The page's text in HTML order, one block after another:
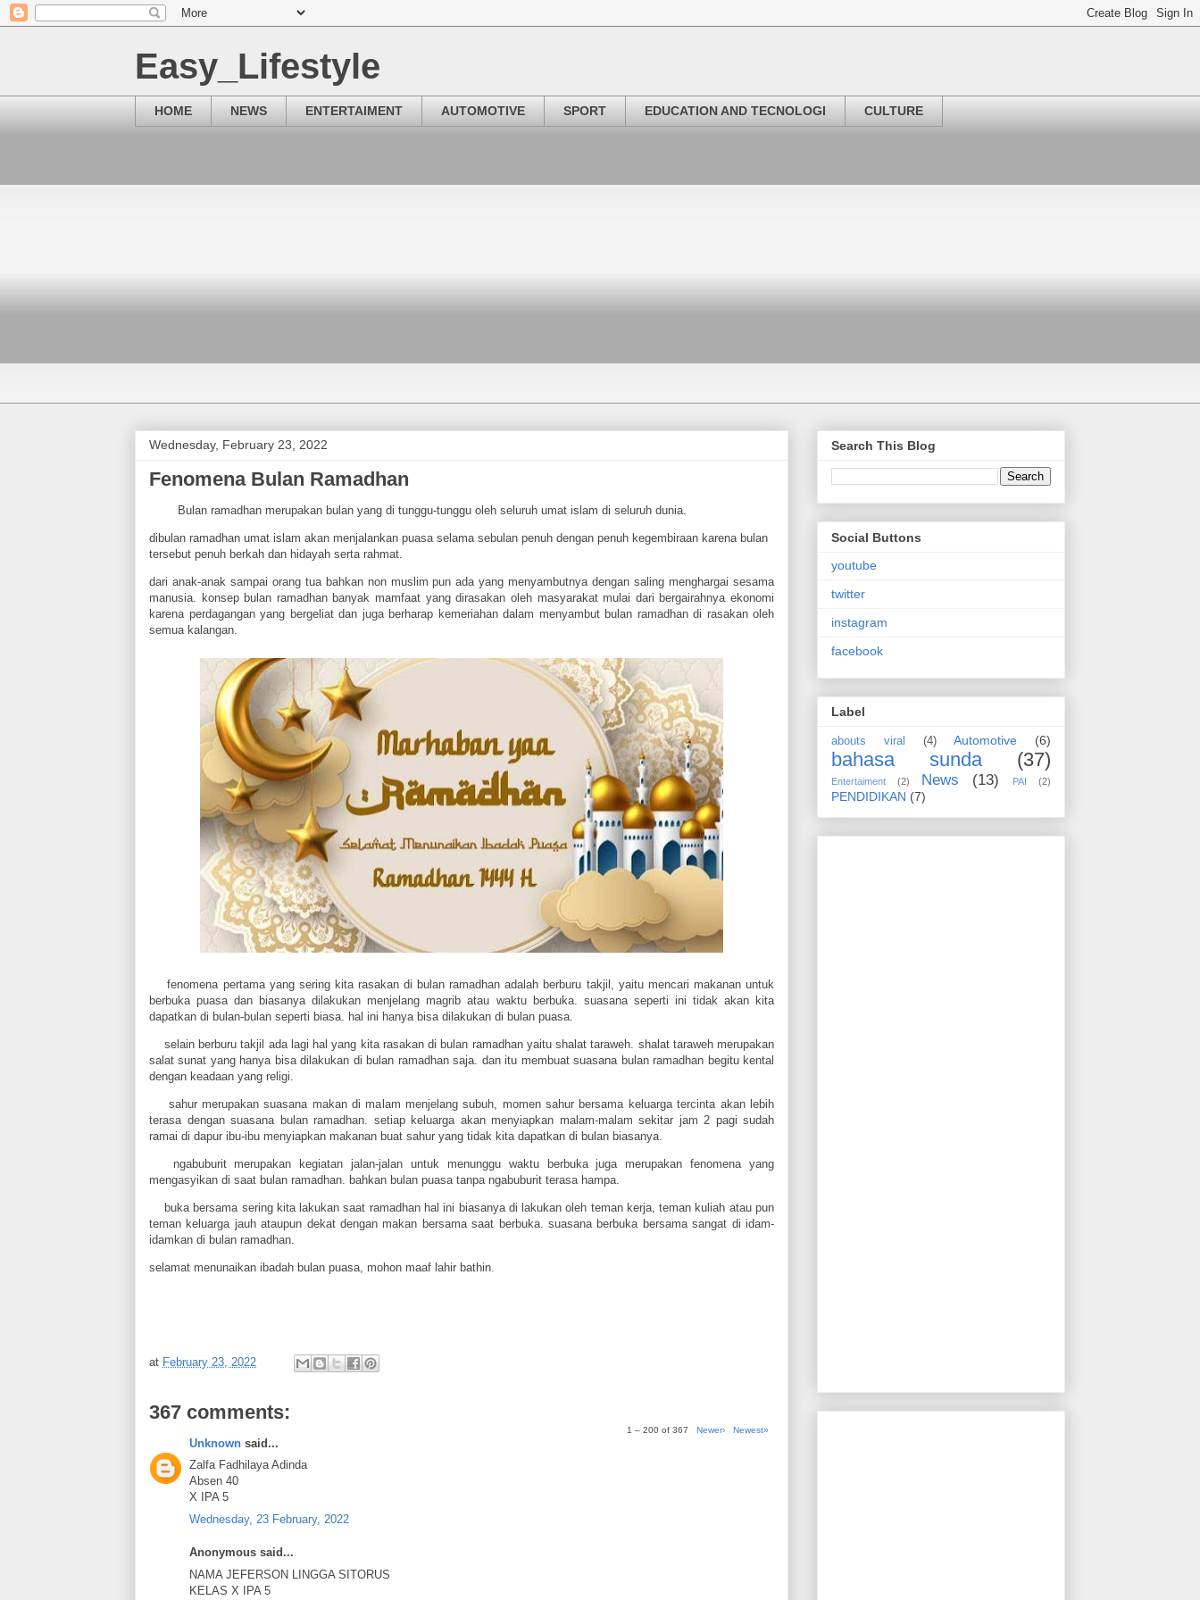
Easy_Lifestyle
HOME NEWS ENTERTAIMENT AUTOMOTIVE SPORT EDUCATION AND TECNOLOGI CULTURE
Wednesday, February 23, 2022
Fenomena Bulan Ramadhan
Bulan ramadhan merupakan bulan yang di tunggu-tunggu oleh seluruh umat islam di seluruh dunia.
dibulan ramadhan umat islam akan menjalankan puasa selama sebulan penuh dengan penuh kegembiraan karena bulan
tersebut penuh berkah dan hidayah serta rahmat.
dari anak-anak sampai orang tua bahkan non muslim pun ada yang menyambutnya dengan saling menghargai sesama
manusia. konsep bulan ramadhan banyak mamfaat yang dirasakan oleh masyarakat mulai dari bergairahnya ekonomi
karena perdagangan yang bergeliat dan juga berharap kemeriahan dalam menyambut bulan ramadhan di rasakan oleh
semua kalangan.
fenomena pertama yang sering kita rasakan di bulan ramadhan adalah berburu takjil, yaitu mencari makanan untuk
berbuka puasa dan biasanya dilakukan menjelang magrib atau waktu berbuka. suasana seperti ini tidak akan kita
dapatkan di bulan-bulan seperti biasa. hal ini hanya bisa dilakukan di bulan puasa.
selain berburu takjil ada lagi hal yang kita rasakan di bulan ramadhan yaitu shalat taraweh. shalat taraweh merupakan
salat sunat yang hanya bisa dilakukan di bulan ramadhan saja. dan itu membuat suasana bulan ramadhan begitu kental
dengan keadaan yang religi.
sahur merupakan suasana makan di malam menjelang subuh, momen sahur bersama keluarga tercinta akan lebih
terasa dengan suasana bulan ramadhan. setiap keluarga akan menyiapkan malam-malam sekitar jam 2 pagi sudah
ramai di dapur ibu-ibu menyiapkan makanan buat sahur yang tidak kita dapatkan di bulan biasanya.
ngabuburit merupakan kegiatan jalan-jalan untuk menunggu waktu berbuka juga merupakan fenomena yang
mengasyikan di saat bulan ramadhan. bahkan bulan puasa tanpa ngabuburit terasa hampa.
buka bersama sering kita lakukan saat ramadhan hal ini biasanya di lakukan oleh teman kerja, teman kuliah atau pun
teman keluarga jauh ataupun dekat dengan makan bersama saat berbuka. suasana berbuka bersama sangat di idam-
idamkan di bulan ramadhan.
selamat menunaikan ibadah bulan puasa, mohon maaf lahir bathin.
at February 23, 2022
367 comments:
1 – 200 of 367 Newer› Newest»
Unknown said...
Zalfa Fadhilaya Adinda
Absen 40
X IPA 5
Wednesday, 23 February, 2022
Anonymous said...
NAMA JEFERSON LINGGA SITORUS
KELAS X IPA 5
Search This Blog
Social Buttons
youtube
twitter
instagram
facebook
Label
abouts viral (4) Automotive (6)
bahasa sunda (37)
Entertaiment (2) News (13) PAI (2)
PENDIDIKAN (7)